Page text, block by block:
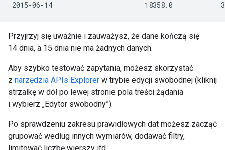
Przyjrzyj się uważnie i zauważysz, że dane kończą się
14 dnia, a 15 dnia nie ma żadnych danych.
Aby szybko testować zapytania, możesz skorzystać
z narzędzia APIs Explorer w trybie edycji swobodnej (kliknij
strzałkę w dół po lewej stronie pola treści żądania
i wybierz „Edytor swobodny”).
Po sprawdzeniu zakresu prawidłowych dat możesz zacząć
grupować według innych wymiarów, dodawać filtry,